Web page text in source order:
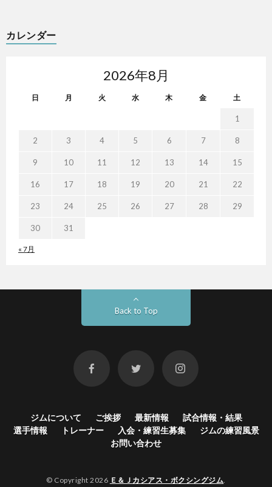
カレンダー
2026年8月
日 月 火 水 木 金 土
« 7月
1
2 3 4 5 6 7 8
9 10 11 12 13 14 15
16 17 18 19 20 21 22
23 24 25 26 27 28 29
30 31
Back to Top
ジムについて ご挨拶 最新情報
試合情報・結果
選手情報
トレーナー 入会・練習生募集
ジムの練習風景
お問い合わせ
© Copyright 2026 Ｅ＆Ｊカシアス・ボクシングジム.